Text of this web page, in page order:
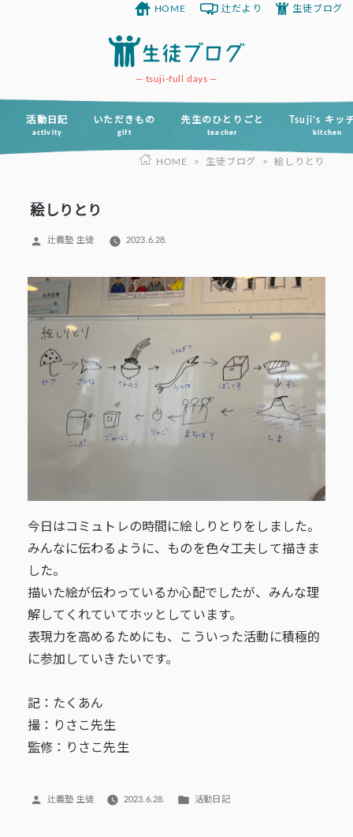
ツ
tsuji-full days
活動日記
activity
いただきもの
gift
先生のひとりごと
teacher
Tsuji’s キッ
kitchen
HOME 辻だより 生徒ブログ
HOME > 生徒ブログ > 絵しりとり
絵しりとり
投
辻義塾 生徒 2023.6.28.
今日はコミュトレの時間に絵しりとりをしました。
みんなに伝わるように、ものを色々工夫して描きま
した。
描いた絵が伝わっているか心配でしたが、みんな理
解してくれていてホッとしています。
表現力を高めるためにも、こういった活動に積極的
に参加していきたいです。
記：たくあん
撮：りさこ先生
監修：りさこ先生
投
辻義塾 生徒 2023.6.28.
カ
活動日記